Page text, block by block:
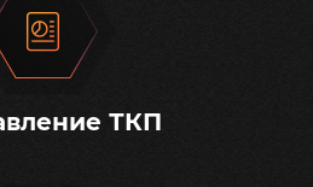
ТКП